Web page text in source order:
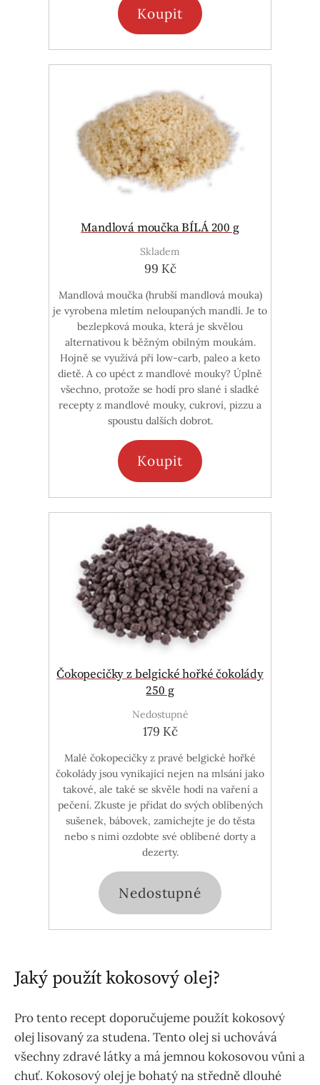
Koupit
Mandlová moučka BÍLÁ 200 g
Skladem
99 Kč
Mandlová moučka (hrubší mandlová mouka)
je vyrobena mletím neloupaných mandlí. Je to
bezlepková mouka, která je skvělou
alternativou k běžným obilným moukám.
Hojně se využívá při low-carb, paleo a keto
dietě. A co upéct z mandlové mouky? Úplně
všechno, protože se hodí pro slané i sladké
recepty z mandlové mouky, cukroví, pizzu a
spoustu dalších dobrot.
Koupit
Čokopecičky z belgické hořké čokolády
250 g
Nedostupné
179 Kč
Malé čokopecičky z pravé belgické hořké
čokolády jsou vynikající nejen na mlsání jako
takové, ale také se skvěle hodí na vaření a
pečení. Zkuste je přidat do svých oblíbených
sušenek, bábovek, zamíchejte je do těsta
nebo s nimi ozdobte své oblíbené dorty a
dezerty.
Nedostupné
Jaký použít kokosový olej?
Pro tento recept doporučujeme použít kokosový
olej lisovaný za studena. Tento olej si uchovává
všechny zdravé látky a má jemnou kokosovou vůni a
chuť. Kokosový olej je bohatý na středně dlouhé